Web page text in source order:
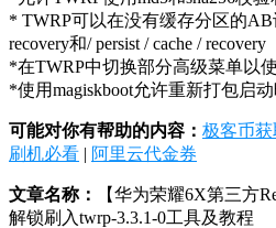
* TWRP可以在没有缓存分区的AB
recovery和/ persist / cache / recovery
*在TWRP中切换部分高级菜单以
*使用magiskboot允许重新打包启
可能对你有帮助的内容： 极客币获
刷机必看 | 阿里云代金券
文章名称：
【华为荣耀6X第三方
解锁刷入twrp-3.3.1-0工具及教程